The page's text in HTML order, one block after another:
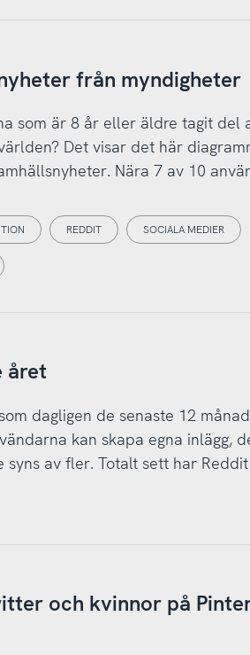
från myndigheter
som är 8 år eller äldre tagit del
Det visar det här
Nära 7 av 10
REDDIT SOCIALA MEDIER
året
dagligen de senaste 12
kan skapa egna inlägg,
av fler. Totalt sett har
och kvinnor på